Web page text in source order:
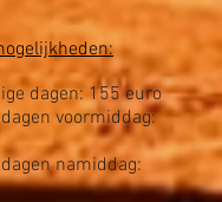
dagen: 155 euro
voormiddag:
namiddag: